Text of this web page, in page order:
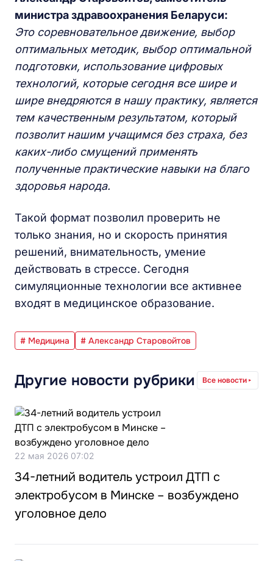
министра здравоохранения Беларуси:
Это соревновательное движение, выбор
оптимальных методик, выбор оптимальной
подготовки, использование цифровых
технологий, которые сегодня все шире и
шире внедряются в нашу практику, является
тем качественным результатом, который
позволит нашим учащимся без страха, без
каких-либо смущений применять
полученные практические навыки на благо
здоровья народа.
Такой формат позволил проверить не
только знания, но и скорость принятия
решений, внимательность, умение
действовать в стрессе. Сегодня
симуляционные технологии все активнее
входят в медицинское образование.
# Медицина # Александр Старовойтов
Другие новости рубрики Все новости
22 мая 2026 07:02
34-летний водитель устроил ДТП с
электробусом в Минске – возбуждено
уголовное дело